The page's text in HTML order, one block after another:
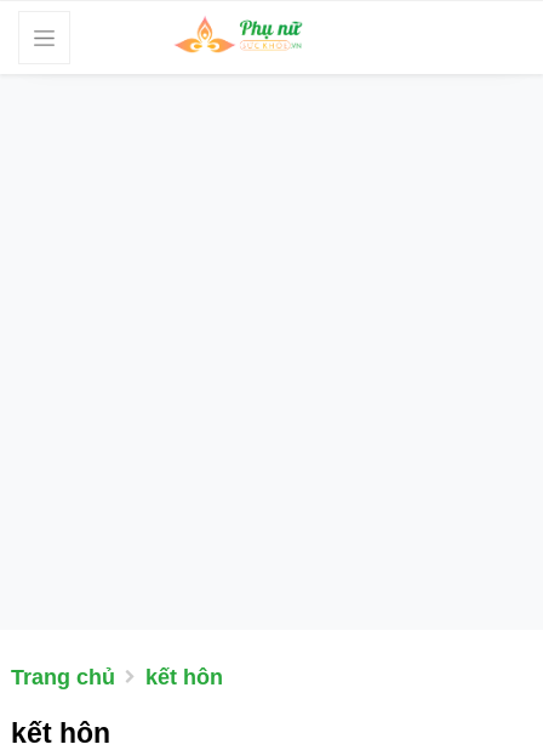
Trang chủ kết hôn
kết hôn